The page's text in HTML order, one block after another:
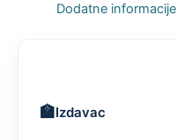
Dodatne informacije
Izdavac